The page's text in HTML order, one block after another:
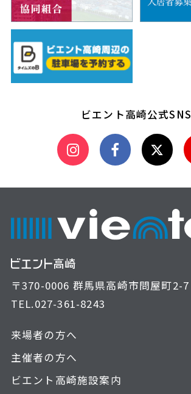
ビエント高崎公式SNS
〒370-0006 群馬県高崎市問屋町2-7
TEL.027-361-8243
来場者の方へ
主催者の方へ
ビエント高崎施設案内